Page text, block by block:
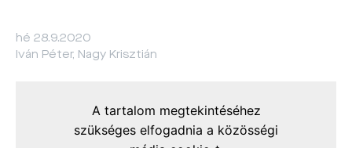
hé 28.9.2020
Iván Péter, Nagy Krisztián